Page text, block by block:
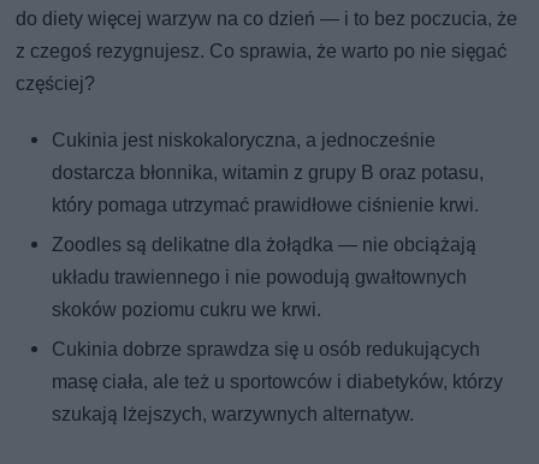
do diety więcej warzyw na co dzień — i to bez poczucia, że
z czegoś rezygnujesz. Co sprawia, że warto po nie sięgać
częściej?
Cukinia jest niskokaloryczna, a jednocześnie
dostarcza błonnika, witamin z grupy B oraz potasu,
który pomaga utrzymać prawidłowe ciśnienie krwi.
Zoodles są delikatne dla żołądka — nie obciążają
układu trawiennego i nie powodują gwałtownych
skoków poziomu cukru we krwi.
Cukinia dobrze sprawdza się u osób redukujących
masę ciała, ale też u sportowców i diabetyków, którzy
szukają lżejszych, warzywnych alternatyw.